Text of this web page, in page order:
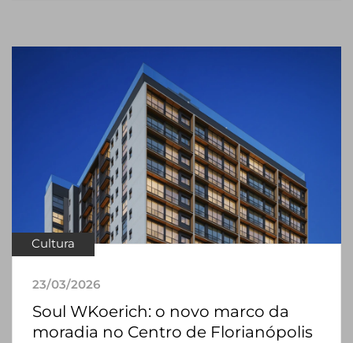
Cultura
23/03/2026
Soul WKoerich: o novo marco da
moradia no Centro de Florianópolis